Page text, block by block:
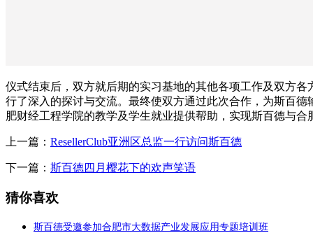
仪式结束后，双方就后期的实习基地的其他各项工作及双方各
行了深入的探讨与交流。最终使双方通过此次合作，为斯百德
肥财经工程学院的教学及学生就业提供帮助，实现斯百德与合
上一篇： ResellerClub亚洲区总监一行访问斯百德
下一篇： 斯百德四月樱花下的欢声笑语
猜你喜欢
斯百德受邀参加合肥市大数据产业发展应用专题培训班